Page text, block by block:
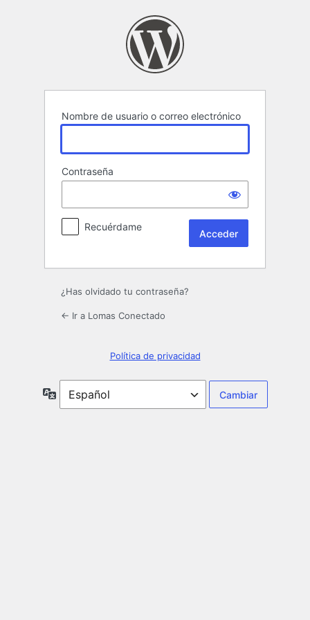
Nombre de usuario o correo electrónico
Contraseña
Recuérdame
¿Has olvidado tu contraseña?
← Ir a Lomas Conectado
Política de privacidad
Idioma